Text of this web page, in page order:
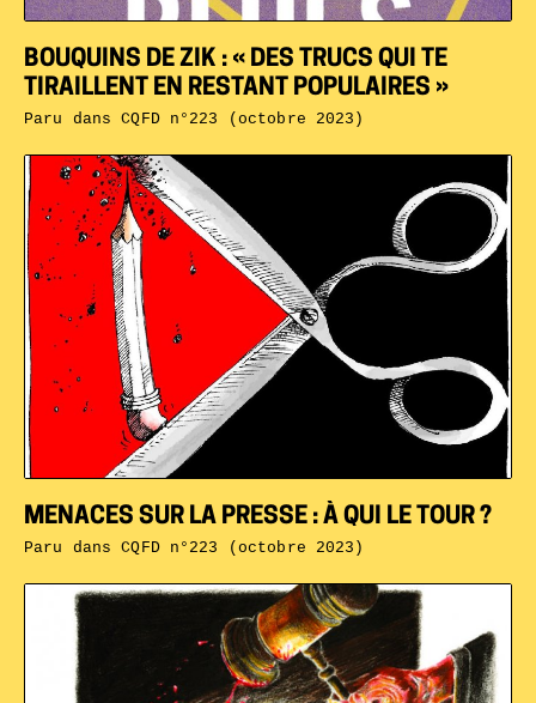
MENACES SUR LA PRESSE : À QUI LE TOUR ?
Paru dansCQFD n°223 (octobre 2023)
BOUQUINS DE ZIK : « DES TRUCS QUI TE
TIRAILLENT EN RESTANT POPULAIRES »
Paru dansCQFD n°223 (octobre 2023)